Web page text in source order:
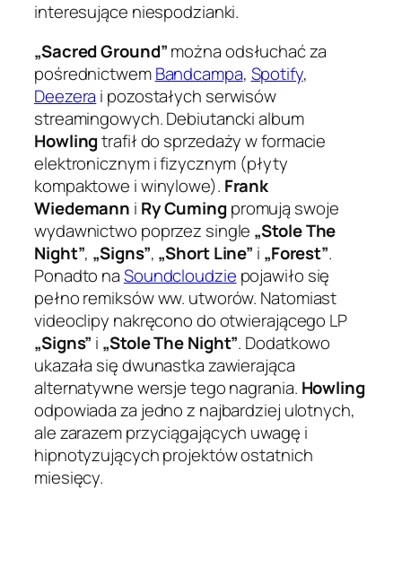
interesujące niespodzianki.
„Sacred Ground”można odsłuchać za
pośrednictwemBandcampa, Spotify,
Deezera i pozostałych serwisów
streamingowych. Debiutancki album
Howlingtrafił do sprzedaży w formacie
elektronicznym i fizycznym (płyty
kompaktowe i winylowe). Frank
Wiedemann i Ry Cuming promują swoje
wydawnictwo poprzez single „Stole The
Night”, „Signs”, „Short Line” i „Forest”.
Ponadto naSoundcloudzie pojawiło się
pełno remiksów ww. utworów. Natomiast
videoclipy nakręcono do otwierającego LP
„Signs” i „Stole The Night”. Dodatkowo
ukazała się dwunastka zawierająca
alternatywne wersje tego nagrania. Howling
odpowiada za jedno z najbardziej ulotnych,
ale zarazem przyciągających uwagę i
hipnotyzujących projektów ostatnich
miesięcy.